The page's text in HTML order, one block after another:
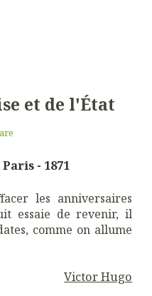
et de l'État
- 1871
les anniversaires
essaie de revenir, il
comme on allume
Victor Hugo